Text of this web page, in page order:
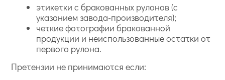
этикетки с бракованных рулонов (с
указанием завода-производителя);
четкие фотографии бракованной
продукции и неиспользованные остатки от
первого рулона.
Претензии не принимаются если: